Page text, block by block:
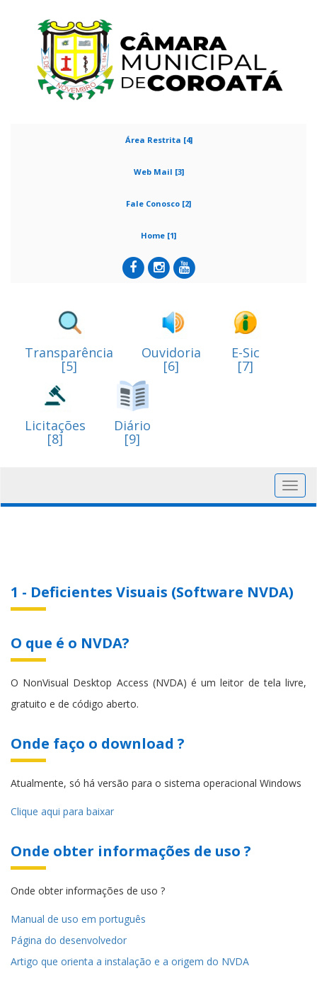
Área Restrita [4]
Web Mail [3]
Fale Conosco [2]
Home [1]
Transparência
[5]
Ouvidoria
[6]
E-Sic
[7]
Licitações
[8]
Diário
[9]
1 - Deficientes Visuais (Software NVDA)
O que é o NVDA?
O NonVisual Desktop Access (NVDA) é um leitor de tela livre,
gratuito e de código aberto.
Onde faço o download ?
Atualmente, só há versão para o sistema operacional Windows
Clique aqui para baixar
Onde obter informações de uso ?
Onde obter informações de uso ?
Manual de uso em português
Página do desenvolvedor
Artigo que orienta a instalação e a origem do NVDA